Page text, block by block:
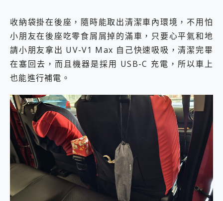
收納袋掛在後座，隨時能取出清潔車內環境，不用怕
小朋友在後座吃零食屑屑掉的滿車，只要心平氣和地
請小朋友拿出 UV-V1 Max 自己快速吸吸，清潔完畢
在塞回去，而且機器是採用 USB-C 充電，所以車上
也能進行補電。